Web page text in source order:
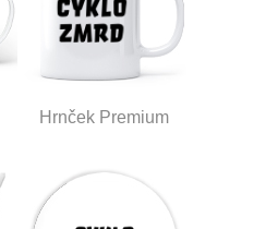
Hrnček Premium